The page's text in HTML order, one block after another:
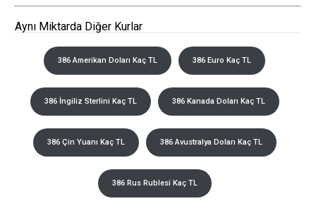
Aynı Miktarda Diğer Kurlar
386 Amerikan Doları Kaç TL 386 Euro Kaç TL
386 İngiliz Sterlini Kaç TL 386 Kanada Doları Kaç TL
386 Çin Yuanı Kaç TL 386 Avustralya Doları Kaç TL
386 Rus Rublesi Kaç TL